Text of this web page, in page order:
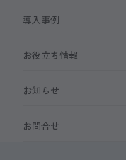
導入事例
お役立ち情報
お知らせ
お問合せ